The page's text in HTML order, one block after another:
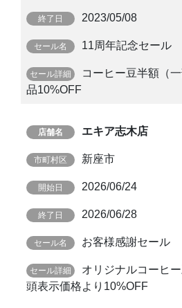
2023/05/08
11周年記念セール
コーヒー豆半額（
品10%OFF
エキア志木店
新座市
2026/06/24
2026/06/28
お客様感謝セール
オリジナルコーヒ
頭表示価格より10%OFF